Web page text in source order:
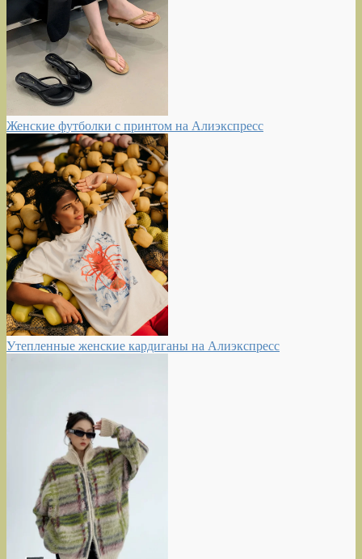
Женские футболки с принтом на Алиэкспресс
Утепленные женские кардиганы на Алиэкспресс